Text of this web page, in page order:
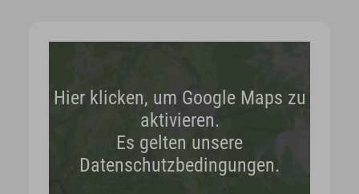
Hier klicken, um Google Maps zu
aktivieren.
Es gelten unsere
Datenschutzbedingungen.